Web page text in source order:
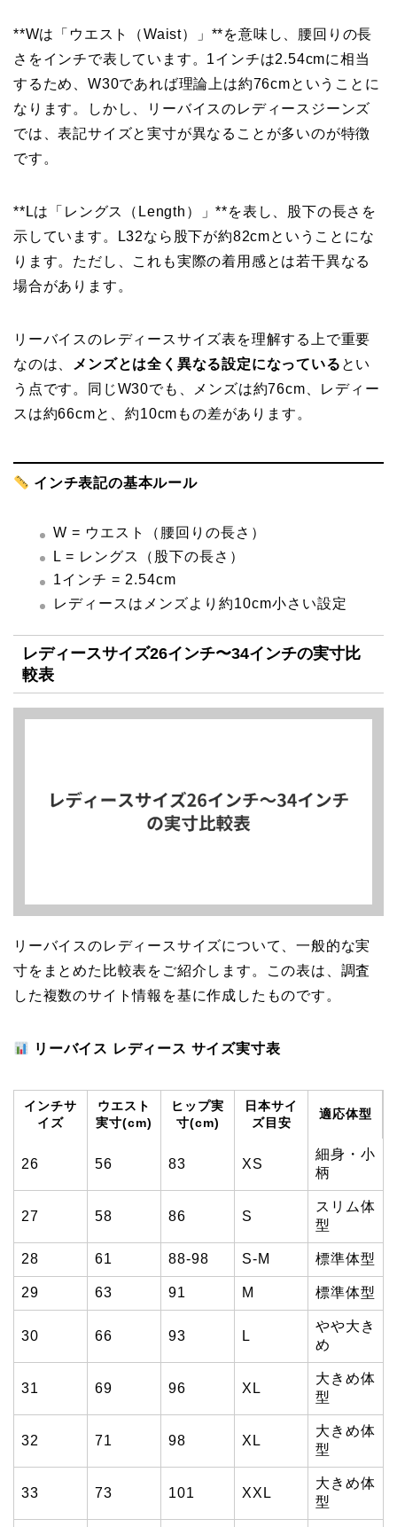
**Wは「ウエスト（Waist）」**を意味し、腰回りの長
さをインチで表しています。1インチは2.54cmに相当
するため、W30であれば理論上は約76cmということに
なります。しかし、リーバイスのレディースジーンズ
では、表記サイズと実寸が異なることが多いのが特徴
です。
**Lは「レングス（Length）」**を表し、股下の長さを
示しています。L32なら股下が約82cmということにな
ります。ただし、これも実際の着用感とは若干異なる
場合があります。
リーバイスのレディースサイズ表を理解する上で重要
なのは、
メンズとは全く異なる設定になっている とい
う点です。同じW30でも、メンズは約76cm、レディー
スは約66cmと、約10cmもの差があります。
インチ表記の基本ルール
W = ウエスト（腰回りの長さ）
L = レングス（股下の長さ）
1インチ = 2.54cm
レディースはメンズより約10cm小さい設定
レディースサイズ26インチ〜34インチの実寸比
較表
リーバイスのレディースサイズについて、一般的な実
寸をまとめた比較表をご紹介します。この表は、調査
した複数のサイト情報を基に作成したものです。
リーバイス レディース サイズ実寸表
インチサ
イズ
ウエスト
実寸(cm)
ヒップ実
寸(cm)
日本サイ
ズ目安
適応体型
26 56 83 XS
細身・小
柄
27 58 86 S
スリム体
型
28 61 88-98 S-M 標準体型
29 63 91 M 標準体型
30 66 93 L
やや大き
め
31 69 96 XL
大きめ体
型
32 71 98 XL
大きめ体
型
33 73 101 XXL
大きめ体
型